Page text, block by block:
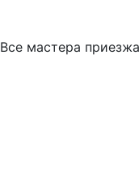
Все мастера